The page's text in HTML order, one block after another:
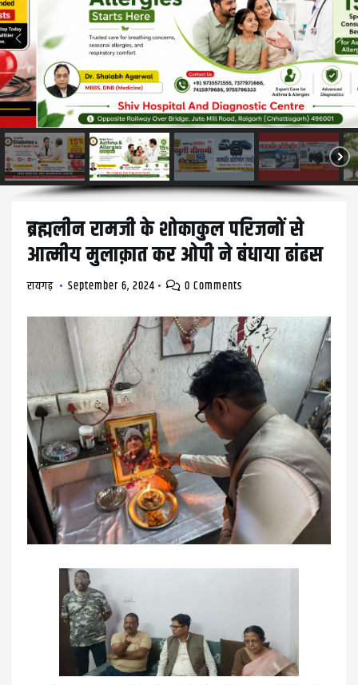
ब्रह्मलीन रामजी के शोकाकुल परिजनों से
आत्मीय मुलाक़ात कर ओपी ने बंधाया ढांढस
रायगढ़ September 6, 2024 0 Comments